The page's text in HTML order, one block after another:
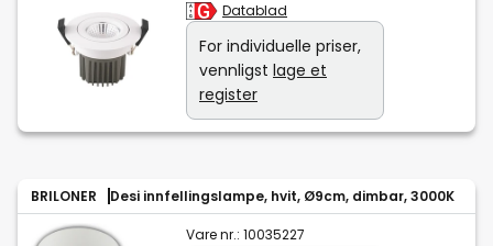
Datablad
For individuelle priser,
vennligst lage et
register
BRILONER Desi innfellingslampe, hvit, Ø9cm, dimbar, 3000K
Vare nr.: 10035227